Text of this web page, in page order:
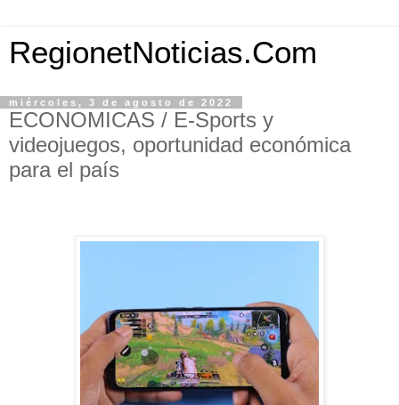
RegionetNoticias.Com
miércoles, 3 de agosto de 2022
ECONOMICAS / E-Sports y
videojuegos, oportunidad económica
para el país